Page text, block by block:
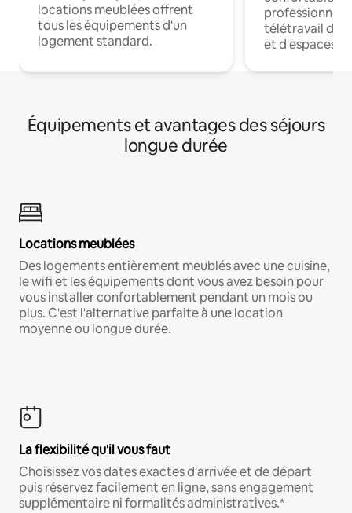
locations meublées offrent
tous les équipements d'un
logement standard.
professionnels
télétravail
et d'espaces
Équipements et avantages des séjours
longue durée
Locations meublées
Des logements entièrement meublés avec une cuisine,
le wifi et les équipements dont vous avez besoin pour
vous installer confortablement pendant un mois ou
plus. C'est l'alternative parfaite à une location
moyenne ou longue durée.
La flexibilité qu'il vous faut
Choisissez vos dates exactes d'arrivée et de départ
puis réservez facilement en ligne, sans engagement
supplémentaire ni formalités administratives.*